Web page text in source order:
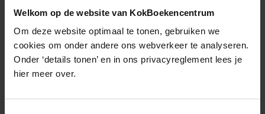
Welkom op de website van KokBoekencentrum
Om deze website optimaal te tonen, gebruiken we
cookies om onder andere ons webverkeer te analyseren.
Onder ‘details tonen’ en in ons privacyreglement lees je
hier meer over.
Boekenwereld.com
: onze eigen boekwinkel
winkelen, bestellen en betalen
Regelmatiggratise-books
Bindwijze
Paperback
90